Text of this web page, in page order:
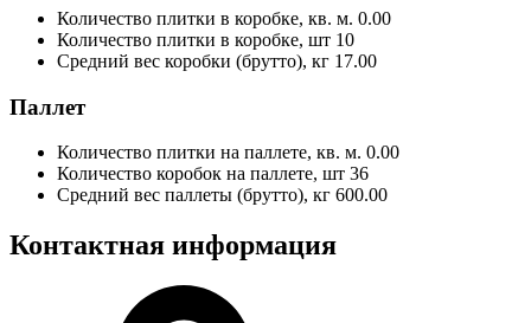
Количество плитки в коробке, кв. м. 0.00
Количество плитки в коробке, шт 10
Средний вес коробки (брутто), кг 17.00
Паллет
Количество плитки на паллете, кв. м. 0.00
Количество коробок на паллете, шт 36
Средний вес паллеты (брутто), кг 600.00
Контактная информация